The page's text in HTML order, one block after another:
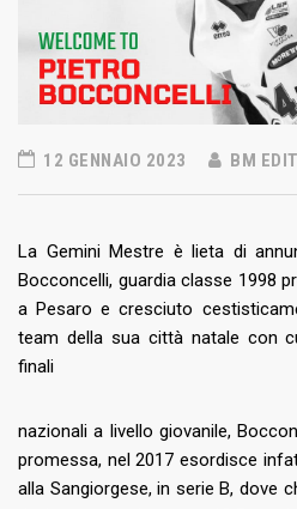
12 GENNAIO 2023 BM
La Gemini Mestre è lieta di
Bocconcelli, guardia classe 1998
a Pesaro e cresciuto
team della sua città natale con
finali
nazionali a livello giovanile,
promessa, nel 2017 esordisce
alla Sangiorgese, in serie B, dove